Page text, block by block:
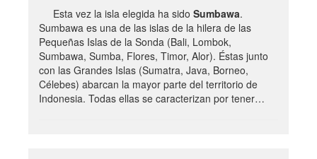
Esta vez la isla elegida ha sido Sumbawa.
Sumbawa es una de las islas de la hilera de las
Pequeñas Islas de la Sonda (Bali, Lombok,
Sumbawa, Sumba, Flores, Timor, Alor). Éstas junto
con las Grandes Islas (Sumatra, Java, Borneo,
Célebes) abarcan la mayor parte del territorio de
Indonesia. Todas ellas se caracterizan por tener…